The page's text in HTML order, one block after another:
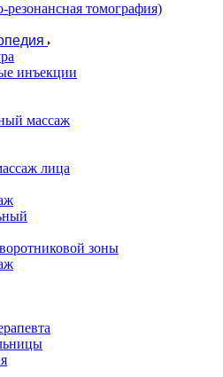
томография)
инъекции
массаж
лица
зоны